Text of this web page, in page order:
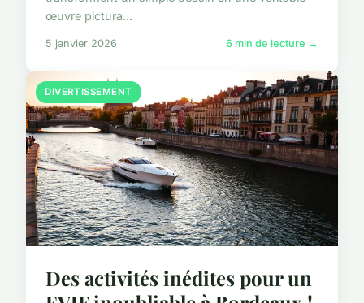
œuvre pictura...
5 janvier 2026 6 min de lecture →
DIVERTISSEMENT
Des activités inédites pour un